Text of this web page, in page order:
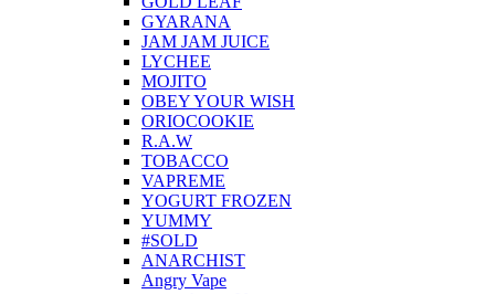
GYARANA
JAM JAM JUICE
LYCHEE
MOJITO
OBEY YOUR WISH
ORIOCOOKIE
R.A.W
TOBACCO
VAPREME
YOGURT FROZEN
YUMMY
#SOLD
ANARCHIST
Angry Vape